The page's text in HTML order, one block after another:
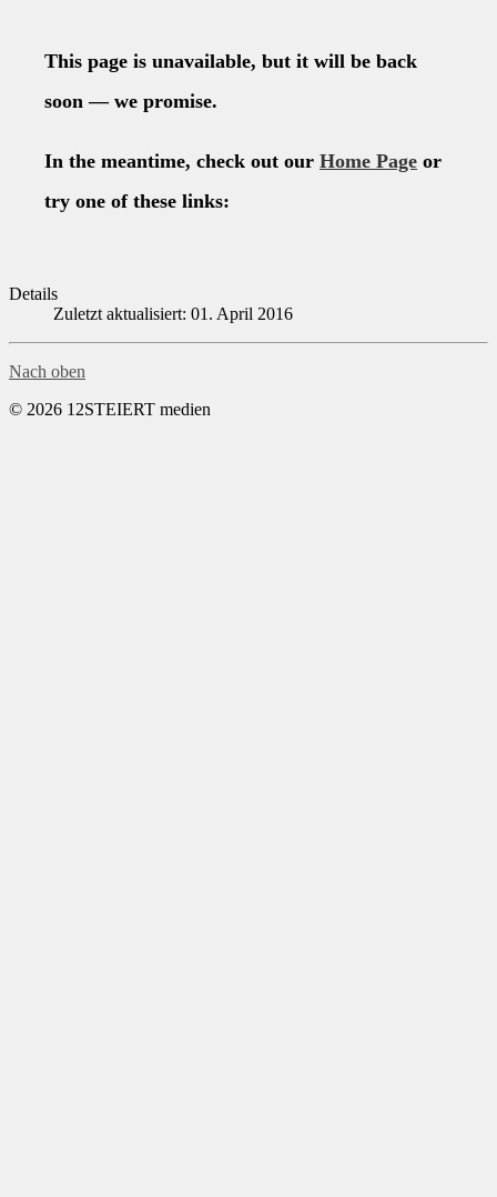
Details
Zuletzt aktualisiert: 01. April 2016
Nach oben
© 2026 12STEIERT medien